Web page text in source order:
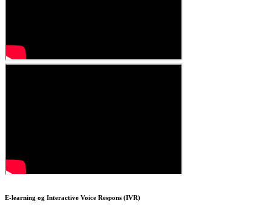
E-learning og Interactive Voice Respons (IVR)